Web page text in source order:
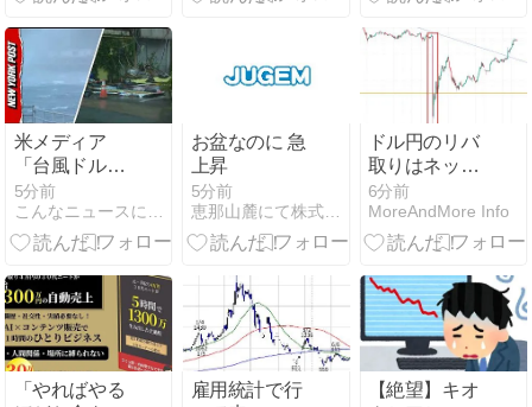
米メディア
「台風ドルフ
ィン、猛烈な
風と大雨で日
本を直撃！」
5分前
お盆なのに 急
上昇
5分前
恵那山麓にて株式投機
ドル円のリバ
取りはネック
ラインが引け
るようになっ
てから狙って
6分前
MoreAndMore Info
「やればやる
雇用統計で行
【絶望】キオ